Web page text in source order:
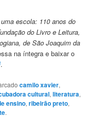
escola: 110 anos do
do Livro e Leitura,
de São Joaquim da
na íntegra e baixar o
.
camilo xavier,
cultural,literatura,
ensino,ribeirão preto,
.